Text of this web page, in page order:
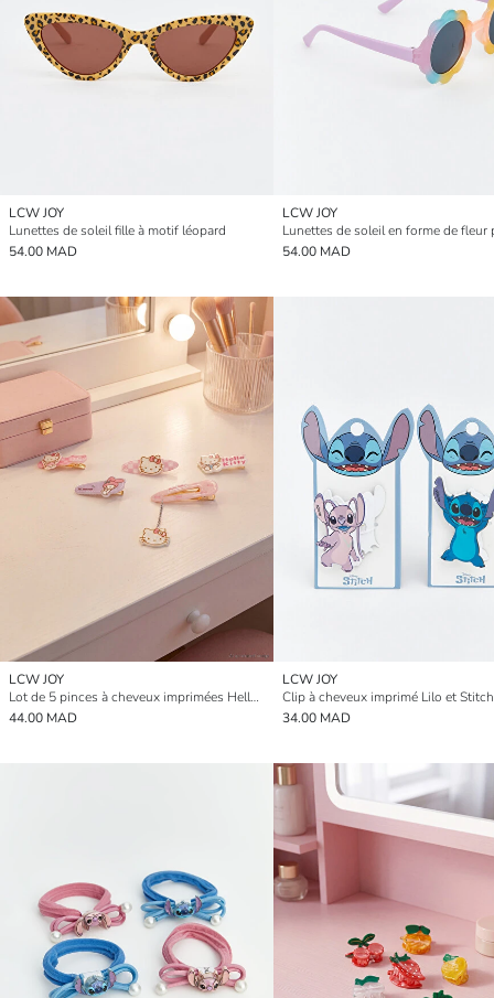
LCW JOY
Lunettes de soleil fille à motif léopard
54.00 MAD
LCW JOY
54.00 MAD
LCW JOY
Lot de 5 pinces à cheveux imprimées Hello Kitty pour fille
44.00 MAD
LCW JOY
34.00 MAD